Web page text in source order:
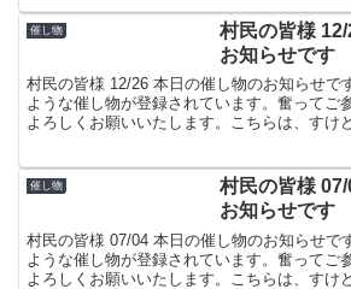
催し物
村民の皆様
お知らせです
村民の皆様 12/26 本日の催し物のお知らせで
ような催し物が登録されています。奮ってご
よろしくお願いいたします。こちらは、すけ
催し物
村民の皆様
お知らせです
村民の皆様 07/04 本日の催し物のお知らせで
ような催し物が登録されています。奮ってご
よろしくお願いいたします。こちらは、すけ